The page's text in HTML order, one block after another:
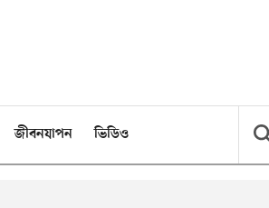
জীবনযাপন ভিডিও